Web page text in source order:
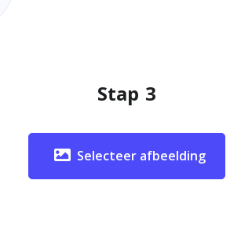
Stap 3
Selecteer afbeelding